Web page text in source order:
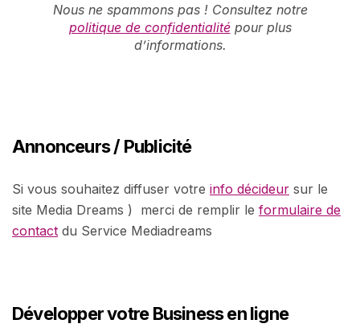
Nous ne spammons pas ! Consultez notre
politique de confidentialitépour plus
d’informations.
Annonceurs / Publicité
Si vous souhaitez diffuser votre info décideur sur le
site Media Dreams ) merci de remplir le formulaire de
contact du Service Mediadreams
Développer votre Business en ligne